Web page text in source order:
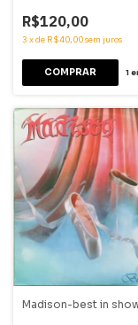
R$120,00
3 xde R$40,00sem juros
1
Madison-best in